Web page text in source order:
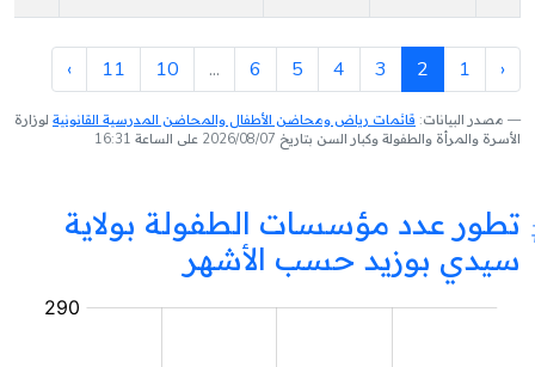
‹
1
2
3
4
5
6
...
10
11
›
مصدر البيانات: قائمات رياض ومحاضن الأطفال والمحاضن المدرسية القانونية لوزارة
الأسرة والمرأة والطفولة وكبار السن بتاريخ 2026/08/07 على الساعة 16:31
تطور عدد مؤسسات الطفولة بولاية
سيدي بوزيد حسب الأشهر
مؤسسة